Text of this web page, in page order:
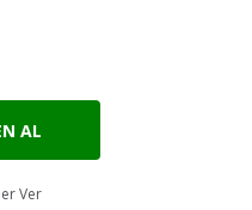
AL
Ver